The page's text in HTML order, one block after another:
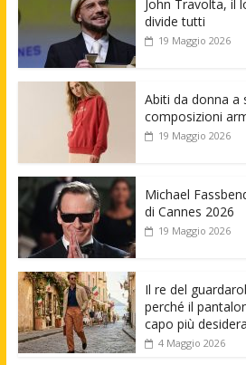
John Travolta, il
divide tutti
19 Maggio 2026
Abiti da donna a
composizioni
19 Maggio 2026
Michael
di Cannes 2026
19 Maggio 2026
Il re del
perché il
capo più
4 Maggio 2026